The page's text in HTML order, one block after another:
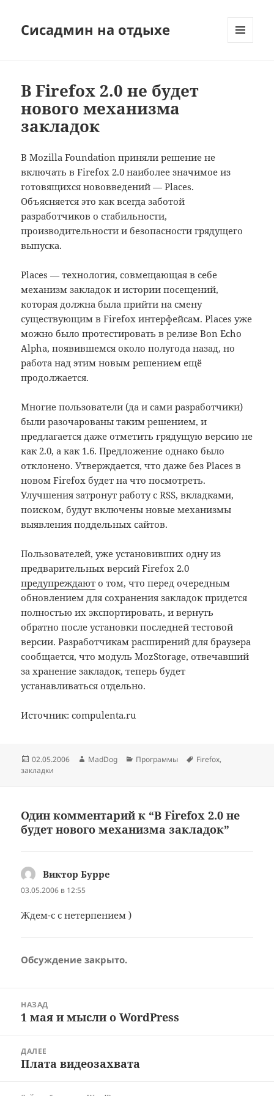
Сисадмин на отдыхе
В Firefox 2.0 не будет
нового механизма
закладок
В Mozilla Foundation приняли решение не
включать в Firefox 2.0 наиболее значимое из
готовящихся нововведений — Places.
Объясняется это как всегда заботой
разработчиков о стабильности,
производительности и безопасности грядущего
выпуска.
Places — технология, совмещающая в себе
механизм закладок и истории посещений,
которая должна была прийти на смену
существующим в Firefox интерфейсам. Places уже
можно было протестировать в релизе Bon Echo
Alpha, появившемся около полугода назад, но
работа над этим новым решением ещё
продолжается.
Многие пользователи (да и сами разработчики)
были разочарованы таким решением, и
предлагается даже отметить грядущую версию не
как 2.0, а как 1.6. Предложение однако было
отклонено. Утверждается, что даже без Places в
новом Firefox будет на что посмотреть.
Улучшения затронут работу с RSS, вкладками,
поиском, будут включены новые механизмы
выявления поддельных сайтов.
Пользователей, уже установивших одну из
предварительных версий Firefox 2.0
предупреждают о том, что перед очередным
обновлением для сохранения закладок придется
полностью их экспортировать, и вернуть
обратно после установки последней тестовой
версии. Разработчикам расширений для браузера
сообщается, что модуль MozStorage, отвечавший
за хранение закладок, теперь будет
устанавливаться отдельно.
Источник: compulenta.ru
Опубликовано
02.05.2006 Автор
MadDog Рубрики
Программы Метки
Firefox,
закладки
Один комментарий к “В Firefox 2.0 не
будет нового механизма закладок”
Виктор Бурре
03.05.2006 в 12:55
Ждем-с с нетерпением )
Обсуждение закрыто.
записям
НАЗАД
Предыдущая
1 мая и мысли о WordPress
ДАЛЕЕ
Следующая
Плата видеозахвата